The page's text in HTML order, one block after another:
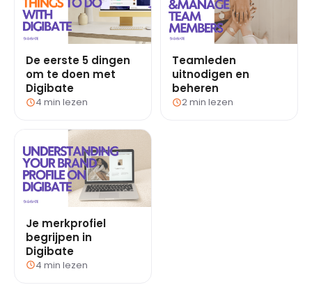
De eerste 5 dingen
om te doen met
Digibate
4 min lezen
Teamleden
uitnodigen en
beheren
2 min lezen
Je merkprofiel
begrijpen in
Digibate
4 min lezen